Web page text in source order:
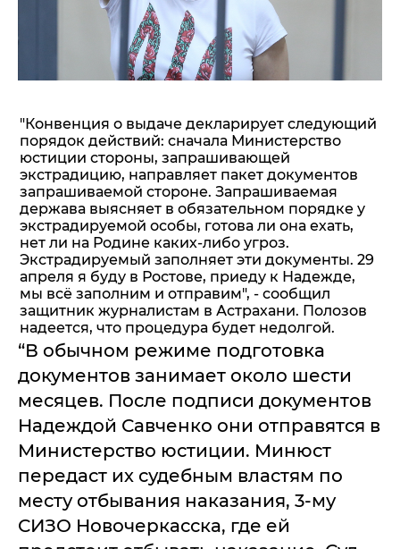
"Конвенция о выдаче декларирует следующий
порядок действий: сначала Министерство
юстиции стороны, запрашивающей
экстрадицию, направляет пакет документов
запрашиваемой стороне. Запрашиваемая
держава выясняет в обязательном порядке у
экстрадируемой особы, готова ли она ехать,
нет ли на Родине каких-либо угроз.
Экстрадируемый заполняет эти документы. 29
апреля я буду в Ростове, приеду к Надежде,
мы всё заполним и отправим", - сообщил
защитник журналистам в Астрахани. Полозов
надеется, что процедура будет недолгой.
“В обычном режиме подготовка
документов занимает около шести
месяцев. После подписи документов
Надеждой Савченко они отправятся в
Министерство юстиции. Минюст
передаст их судебным властям по
месту отбывания наказания, 3-му
СИЗО Новочеркасска, где ей